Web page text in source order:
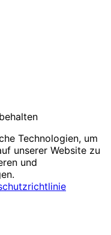
Technologien, um
unserer Website zu
und